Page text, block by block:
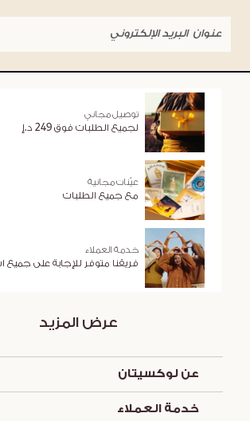
توصيل مجاني
لجميع الطلبات فوق 249 د.إ
عيّنات مجانية
مع جميع الطلبات
خدمة العملاء
فريقنا متوفر للإجابة على
عرض المزيد
عن لوكسيتان
خدمة العملاء